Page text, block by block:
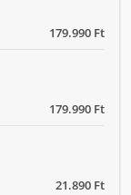
179.990 Ft
179.990 Ft
21.890 Ft